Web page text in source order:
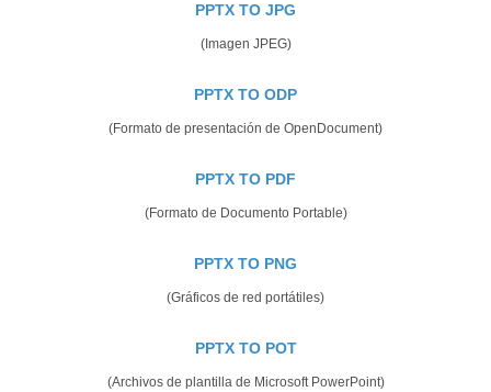
PPTX TO JPG
(Imagen JPEG)
PPTX TO ODP
(Formato de presentación de OpenDocument)
PPTX TO PDF
(Formato de Documento Portable)
PPTX TO PNG
(Gráficos de red portátiles)
PPTX TO POT
(Archivos de plantilla de Microsoft PowerPoint)